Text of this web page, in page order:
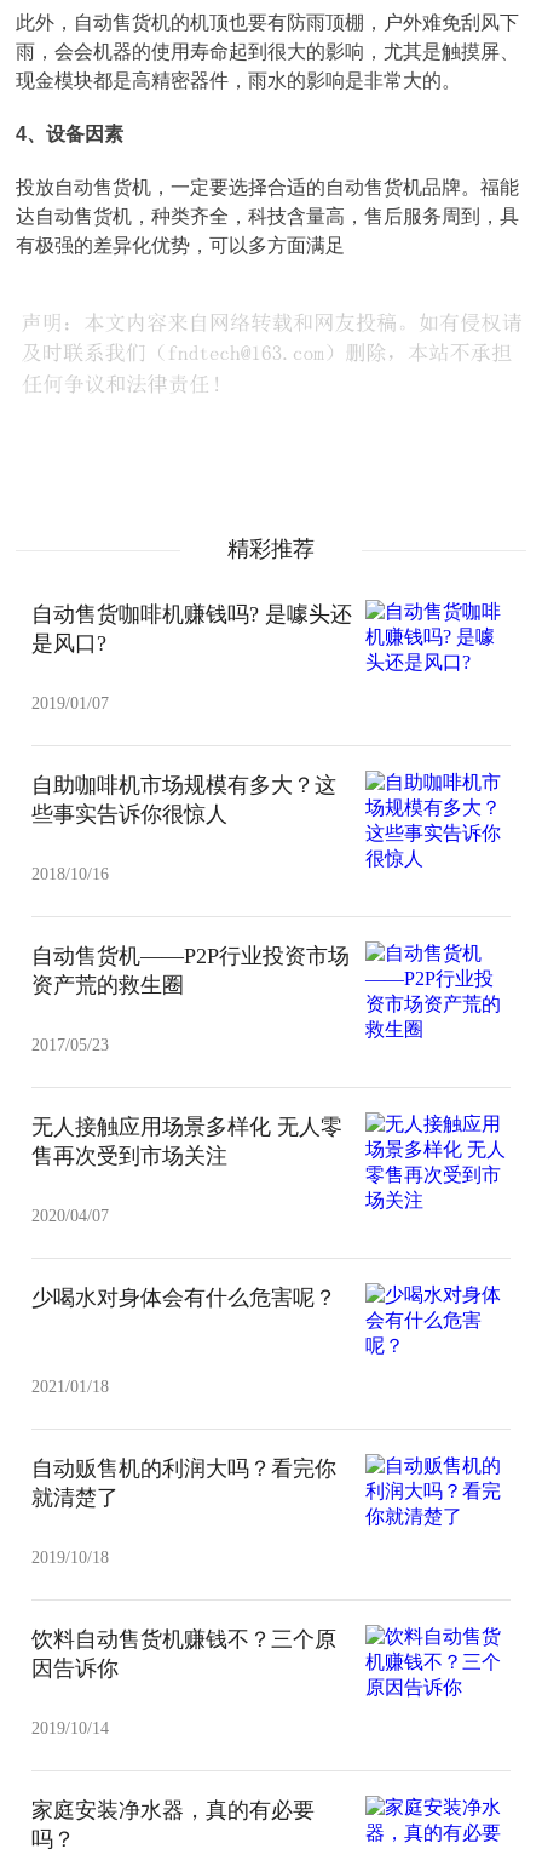
此外，自动售货机的机顶也要有防雨顶棚，户外难免刮风下
雨，会会机器的使用寿命起到很大的影响，尤其是触摸屏、
现金模块都是高精密器件，雨水的影响是非常大的。
4、设备因素
投放自动售货机，一定要选择合适的自动售货机品牌。福能
达自动售货机，种类齐全，科技含量高，售后服务周到，具
有极强的差异化优势，可以多方面满足
精彩推荐
自动售货咖啡机赚钱吗? 是噱头还
是风口?
2019/01/07
自助咖啡机市场规模有多大？这
些事实告诉你很惊人
2018/10/16
自动售货机——P2P行业投资市场
资产荒的救生圈
2017/05/23
无人接触应用场景多样化 无人零
售再次受到市场关注
2020/04/07
少喝水对身体会有什么危害呢？
2021/01/18
自动贩售机的利润大吗？看完你
就清楚了
2019/10/18
饮料自动售货机赚钱不？三个原
因告诉你
2019/10/14
家庭安装净水器，真的有必要
吗？